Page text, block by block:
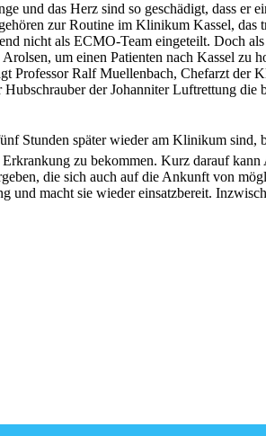
und das Herz sind so geschädigt, dass er
zur Routine im Klinikum Kassel, das
nicht als ECMO-Team eingeteilt. Doch
um einen Patienten nach Kassel zu
Professor Ralf Muellenbach, Chefarzt der
der Johanniter Luftrettung die
Stunden später wieder am Klinikum sind,
zu bekommen. Kurz darauf kann
die sich auch auf die Ankunft von
und macht sie wieder einsatzbereit.